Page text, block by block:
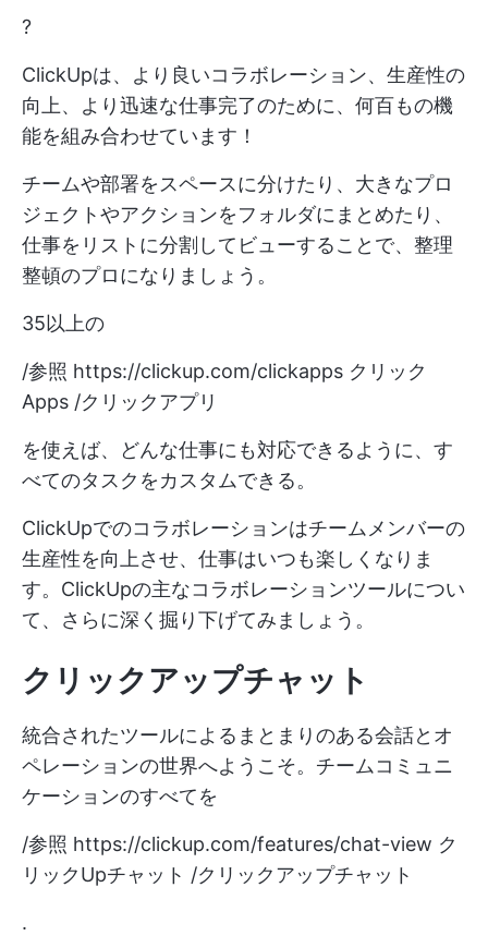
?
ClickUpは、より良いコラボレーション、生産性の
向上、より迅速な仕事完了のために、何百もの機
能を組み合わせています！
チームや部署をスペースに分けたり、大きなプロ
ジェクトやアクションをフォルダにまとめたり、
仕事をリストに分割してビューすることで、整理
整頓のプロになりましょう。
35以上の
/参照 https://clickup.com/clickapps クリック
Apps /クリックアプリ
を使えば、どんな仕事にも対応できるように、す
べてのタスクをカスタムできる。
ClickUpでのコラボレーションはチームメンバーの
生産性を向上させ、仕事はいつも楽しくなりま
す。ClickUpの主なコラボレーションツールについ
て、さらに深く掘り下げてみましょう。
クリックアップチャット
統合されたツールによるまとまりのある会話とオ
ペレーションの世界へようこそ。チームコミュニ
ケーションのすべてを
/参照 https://clickup.com/features/chat-view ク
リックUpチャット /クリックアップチャット
.